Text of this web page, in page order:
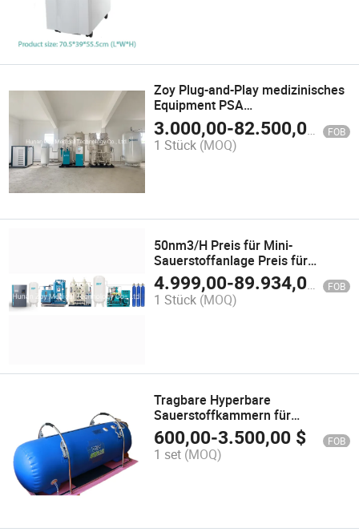
Zoy Plug-and-Play medizinisches
Equipment PSA
Sauerstoffgenerator für das
Krankenhaus
3.000,00-82.500,00 $FOB
1 Stück (MOQ)
50nm3/H Preis für Mini-
Sauerstoffanlage Preis für
Sauerstoffgas-
Generierungsanlage Preis für
medizinische
4.999,00-89.934,00 $FOB
1 Stück (MOQ)
Tragbare Hyperbare
Sauerstoffkammern für
Krankenhauskliniken und SPA-
Zentren
600,00-3.500,00 $ FOB
1 set (MOQ)